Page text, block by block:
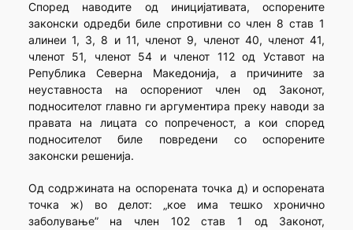
Според наводите од иницијативата, оспорените
законски одредби биле спротивни со член 8 став 1
алинеи 1, 3, 8 и 11, членот 9, членот 40, членот 41,
членот 51, членот 54 и членот 112 од Уставот на
Република Северна Македонија, а причините за
неуставноста на оспорениот член од Законот,
подносителот главно ги аргументира преку наводи за
правата на лицата со попреченост, а кои според
подносителот биле повредени со оспорените
законски решенија.
Од содржината на оспорената точка д) и оспорената
точка ж) во делот: „кое има тешко хронично
заболување” на член 102 став 1 од Законот,